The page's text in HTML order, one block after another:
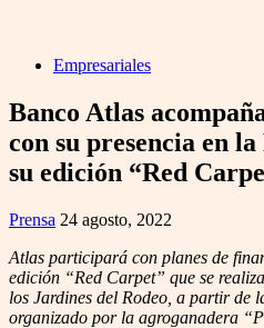
Empresariales
Banco Atlas
con su presencia en
su edición “Red
Prensa 24 agosto, 2022
Atlas participará con planes de
edición “Red Carpet” que se
los Jardines del Rodeo, a partir de
organizado por la agroganadera